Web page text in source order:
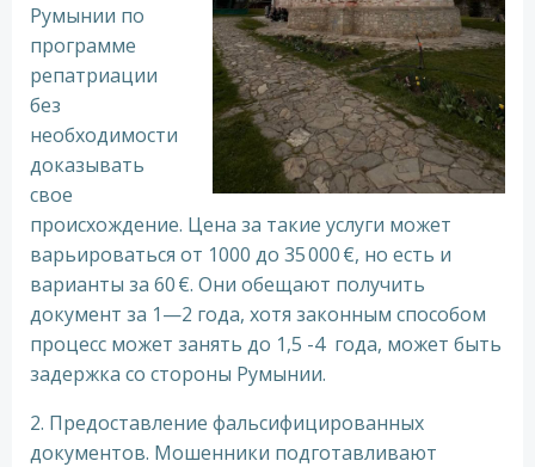
Румынии по
программе
репатриации
без
необходимости
доказывать
свое
происхождение. Цена за такие услуги может
варьироваться от 1000 до 35 000 €, но есть и
варианты за 60 €. Они обещают получить
документ за 1—2 года, хотя законным способом
процесс может занять до 1,5 -4 года, может быть
задержка со стороны Румынии.
2. Предоставление фальсифицированных
документов. Мошенники подготавливают